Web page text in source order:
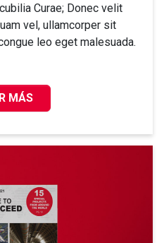
Curae; Donec velit
vel, ullamcorper sit
leo eget malesuada.
MÁS
DE 2021 – “ADVANCE”